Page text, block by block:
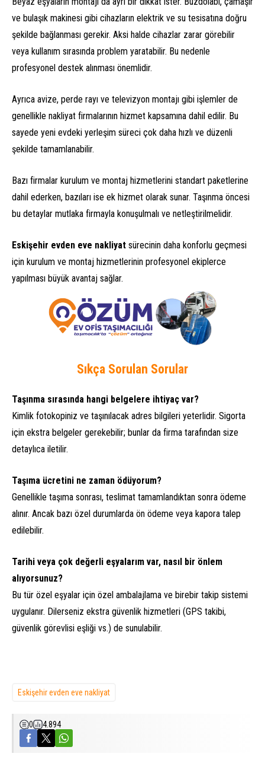
ve bulaşık makinesi gibi cihazların elektrik ve su tesisatına doğru
şekilde bağlanması gerekir. Aksi halde cihazlar zarar görebilir
veya kullanım sırasında problem yaratabilir. Bu nedenle
profesyonel destek alınması önemlidir.
Ayrıca avize, perde rayı ve televizyon montajı gibi işlemler de
genellikle nakliyat firmalarının hizmet kapsamına dahil edilir. Bu
sayede yeni evdeki yerleşim süreci çok daha hızlı ve düzenli
şekilde tamamlanabilir.
Bazı firmalar kurulum ve montaj hizmetlerini standart paketlerine
dahil ederken, bazıları ise ek hizmet olarak sunar. Taşınma öncesi
bu detaylar mutlaka firmayla konuşulmalı ve netleştirilmelidir.
Eskişehir evden eve nakliyat sürecinin daha konforlu geçmesi
için kurulum ve montaj hizmetlerinin profesyonel ekiplerce
yapılması büyük avantaj sağlar.
Sıkça Sorulan Sorular
Taşınma sırasında hangi belgelere ihtiyaç var?
Kimlik fotokopiniz ve taşınılacak adres bilgileri yeterlidir. Sigorta
için ekstra belgeler gerekebilir; bunlar da firma tarafından size
detaylıca iletilir.
Taşıma ücretini ne zaman ödüyorum?
Genellikle taşıma sonrası, teslimat tamamlandıktan sonra ödeme
alınır. Ancak bazı özel durumlarda ön ödeme veya kapora talep
edilebilir.
Tarihi veya çok değerli eşyalarım var, nasıl bir önlem
alıyorsunuz?
Bu tür özel eşyalar için özel ambalajlama ve birebir takip sistemi
uygulanır. Dilerseniz ekstra güvenlik hizmetleri (GPS takibi,
güvenlik görevlisi eşliği vs.) de sunulabilir.
Eskişehir evden eve nakliyat
0 4.894